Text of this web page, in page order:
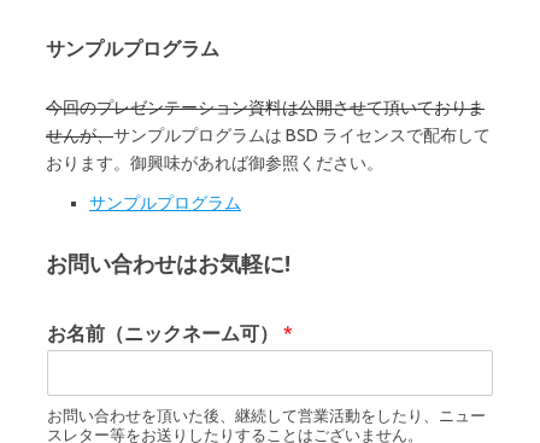
サンプルプログラム
今回のプレゼンテーション資料は公開させて頂いておりま
せんが、サンプルプログラムは BSD ライセンスで配布して
おります。御興味があれば御参照ください。
サンプルプログラム
お問い合わせはお気軽に!
お名前（ニックネーム可） *
お問い合わせを頂いた後、継続して営業活動をしたり、ニュー
スレター等をお送りしたりすることはございません。